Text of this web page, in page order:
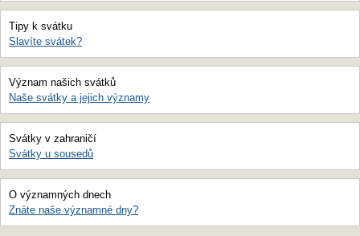
Tipy k svátku
Slavíte svátek?
Význam našich svátků
Naše svátky a jejich významy
Svátky v zahraničí
Svátky u sousedů
O významných dnech
Znáte naše významné dny?